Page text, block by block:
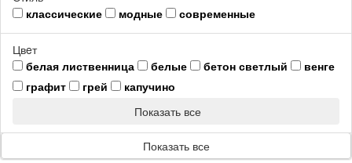
классические
модные современные
Цвeт
белая лиственница
белые бетон светлый
венге
графит
грей
капучино
Показать все
Показать все